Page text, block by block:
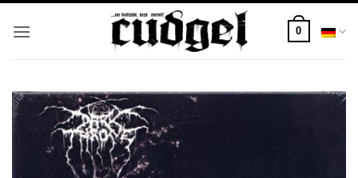
Inhalt
springen
0